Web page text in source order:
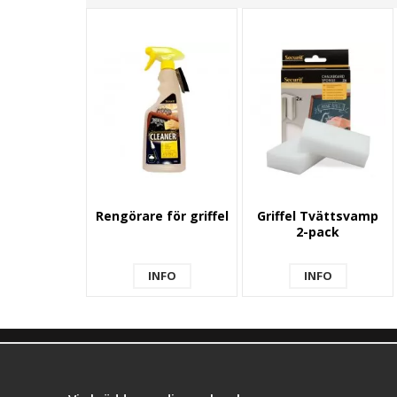
Rengörare för griffel
INFO
Griffel Tvättsvamp
2-pack
INFO